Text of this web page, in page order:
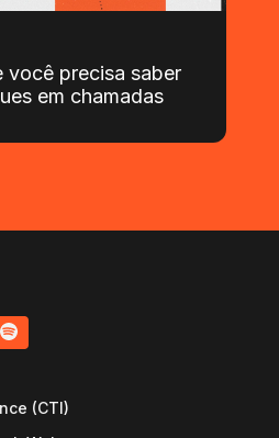
você precisa saber
em chamadas
(CTI)